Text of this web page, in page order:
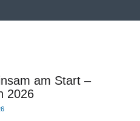
am Start –
2026